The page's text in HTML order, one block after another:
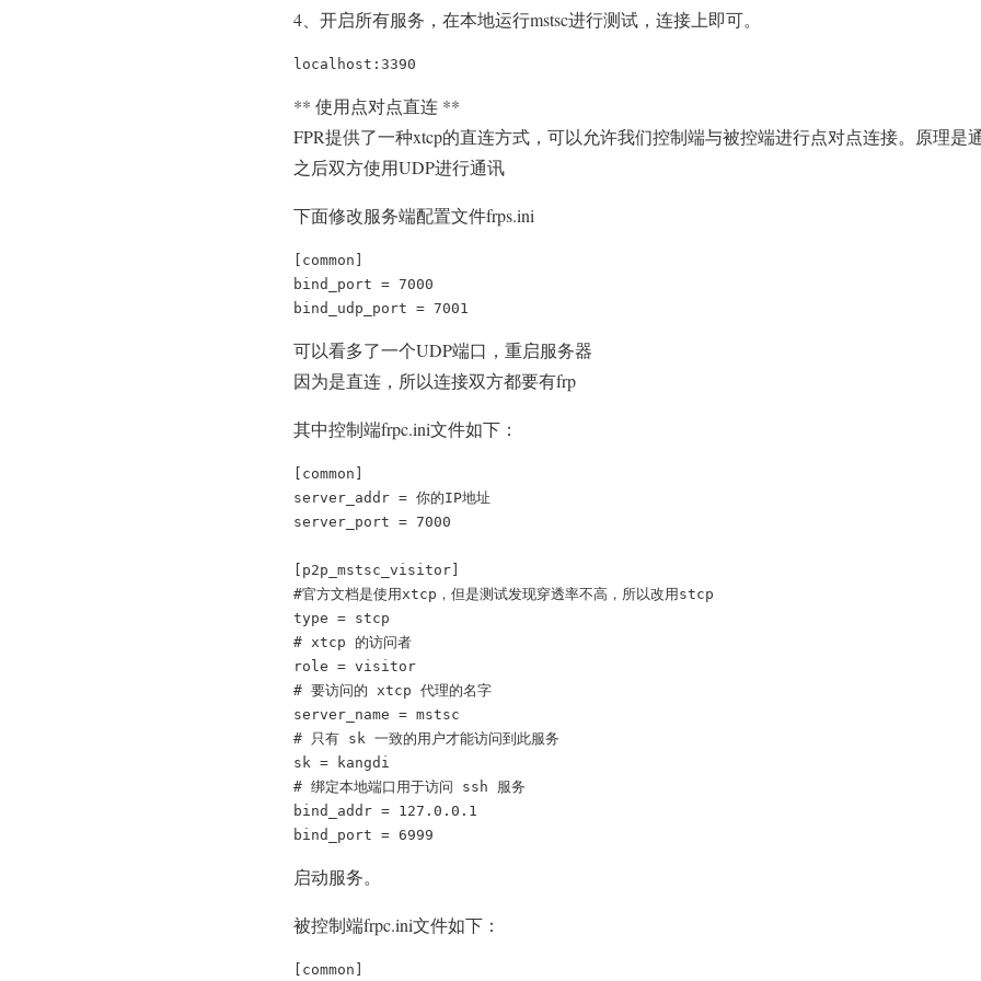
4、开启所有服务，在本地运行mstsc进行测试，连接上即可。
localhost:3390
** 使用点对点直连 **
FPR提供了一种xtcp的直连方式，可以允许我们控制端与被控端进行点对点连接。原理是
之后双方使用UDP进行通讯
下面修改服务端配置文件frps.ini
[common]
bind_port = 7000
bind_udp_port = 7001
可以看多了一个UDP端口，重启服务器
因为是直连，所以连接双方都要有frp
其中控制端frpc.ini文件如下：
[common]
server_addr = 你的IP地址
server_port = 7000
[p2p_mstsc_visitor]
#官方文档是使用xtcp，但是测试发现穿透率不高，所以改用stcp
type = stcp
# xtcp 的访问者
role = visitor
# 要访问的 xtcp 代理的名字
server_name = mstsc
# 只有 sk 一致的用户才能访问到此服务
sk = kangdi
# 绑定本地端口用于访问 ssh 服务
bind_addr = 127.0.0.1
bind_port = 6999
启动服务。
被控制端frpc.ini文件如下：
[common]